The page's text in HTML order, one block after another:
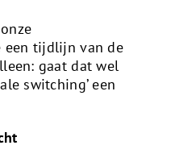
een tijdlijn van de
gaat dat wel
switching’ een